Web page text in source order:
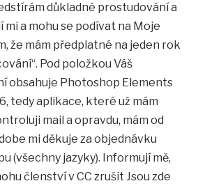
důkladné prostudování a
mi a mohu se podívat na Moje
že mám předplatné na jeden rok
Pod položkou Váš
obsahuje Photoshop Elements
tedy aplikace, které už mám
mail a opravdu, mám od
mi děkuje za objednávku
(všechny jazyky). Informují mě,
členství v CC zrušit Jsou zde